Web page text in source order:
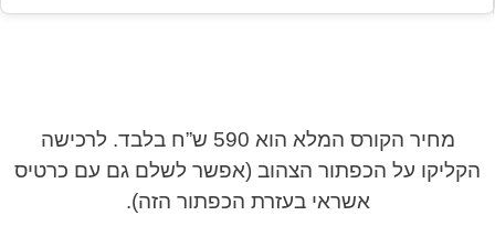
מחיר הקורס המלא הוא 590 ש”ח בלבד. לרכישה
הקליקו על הכפתור הצהוב (אפשר לשלם גם עם כרטיס
אשראי בעזרת הכפתור הזה).